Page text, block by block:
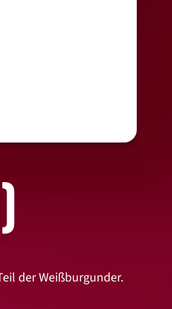
der Weißburgunder.